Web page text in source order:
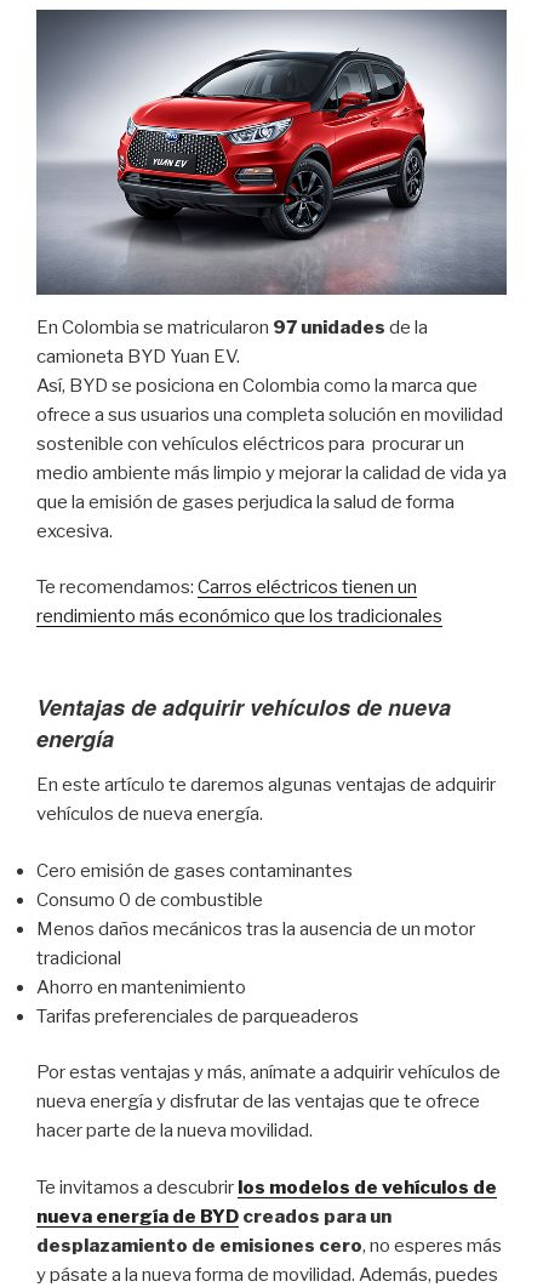
En Colombia se matricularon 97 unidades de la
camioneta BYD Yuan EV.
Así, BYD se posiciona en Colombia como la marca que
ofrece a sus usuarios una completa solución en movilidad
sostenible con vehículos eléctricos para procurar un
medio ambiente más limpio y mejorar la calidad de vida ya
que la emisión de gases perjudica la salud de forma
excesiva.
Te recomendamos: Carros eléctricos tienen un
rendimiento más económico que los tradicionales
Ventajas de adquirir vehículos de nueva
energía
En este artículo te daremos algunas ventajas de adquirir
vehículos de nueva energía.
Cero emisión de gases contaminantes
Consumo 0 de combustible
Menos daños mecánicos tras la ausencia de un motor
tradicional
Ahorro en mantenimiento
Tarifas preferenciales de parqueaderos
Por estas ventajas y más, anímate a adquirir vehículos de
nueva energía y disfrutar de las ventajas que te ofrece
hacer parte de la nueva movilidad.
Te invitamos a descubrir los modelos de vehículos de
nueva energía de BYD creados para un
desplazamiento de emisiones cero, no esperes más
y pásate a la nueva forma de movilidad. Además, puedes